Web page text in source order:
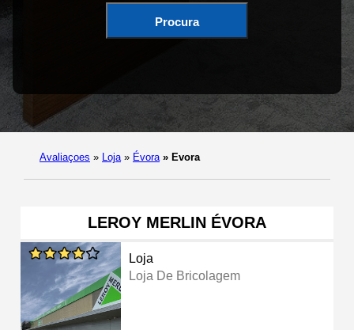
Procura
Avaliaçoes » Loja » Évora » Evora
LEROY MERLIN ÉVORA
Loja
Loja De Bricolagem